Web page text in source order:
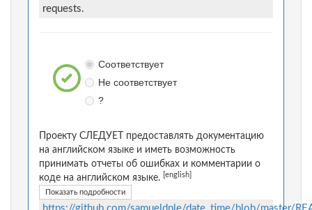
requests.
Соответствует
Не соответствует
?
Проекту СЛЕДУЕТ предоставлять документацию
на английском языке и иметь возможность
принимать отчеты об ошибках и комментарии о
коде на английском языке.
[english]
Показать подробности